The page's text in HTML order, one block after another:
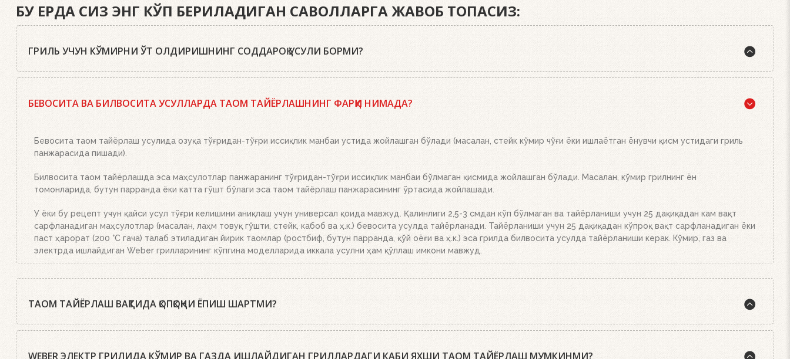
БУ ЕРДА СИЗ ЭНГ КЎП БЕРИЛАДИГАН САВОЛЛАРГА ЖАВОБ ТОПАСИЗ:
ГРИЛЬ УЧУН КЎМИРНИ ЎТ ОЛДИРИШНИНГ СОДДАРОҚ УСУЛИ БОРМИ?
мосламасини зарур миқдордаги кўмир ёки брикетлар билан тўлдиринг, кўмир панжараси устига икки-учта ўт олдириш кубикидан қўйинг ва уларни ёқинг. Устига кўмир ёки
БЕВОСИТА ВА БИЛВОСИТА УСУЛЛАРДА ТАОМ ТАЙЁРЛАШНИНГ ФАРҚИ НИМАДА?
Бевосита таом тайёрлаш усулида озуқа тўғридан-тўғри иссиқлик манбаи устида жойлашган бўлади (масалан, стейк кўмир чўғи ёки ишлаётган ёнувчи қисм устидаги гриль
панжарасида пишади).
Билвосита таом тайёрлашда эса маҳсулотлар панжаранинг тўғридан-тўғри иссиқлик манбаи бўлмаган қисмида жойлашган бўлади. Масалан, кўмир грилнинг ён
томонларида, бутун парранда ёки катта гўшт бўлаги эса таом тайёрлаш панжарасининг ўртасида жойлашади.
У ёки бу рецепт учун қайси усул тўғри келишини аниқлаш учун универсал қоида мавжуд. Қалинлиги 2,5-3 смдан кўп бўлмаган ва тайёрланиши учун 25 дақиқадан кам вақт
сарфланадиган маҳсулотлар (масалан, лаҳм товуқ гўшти, стейк, кабоб ва ҳ.к.) бевосита усулда тайёрланади. Тайёрланиши учун 25 дақиқадан кўпроқ вақт сарфланадиган ёки
паст ҳарорат (200 °C гача) талаб этиладиган йирик таомлар (ростбиф, бутун парранда, қўй оёғи ва ҳ.к.) эса грилда билвосита усулда тайёрланиши керак. Кўмир, газ ва
электрда ишлайдиган Weber грилларининг кўпгина моделларида иккала усулни ҳам қўллаш имкони мавжуд.
ТАОМ ТАЙЁРЛАШ ВАҚТИДА ҚОПҚОҚНИ ЁПИШ ШАРТМИ?
даражада бўлиши учун қопқоқ икки мартагина очилади: биринчи марта гўштни қўйиш учун, иккинчи марта – уни ўгириш учун.
WEBER ЭЛЕКТР ГРИЛИДА КЎМИР ВА ГАЗДА ИШЛАЙДИГАН ГРИЛЛАРДАГИ КАБИ ЯХШИ ТАОМ ТАЙЁРЛАШ МУМКИНМИ?